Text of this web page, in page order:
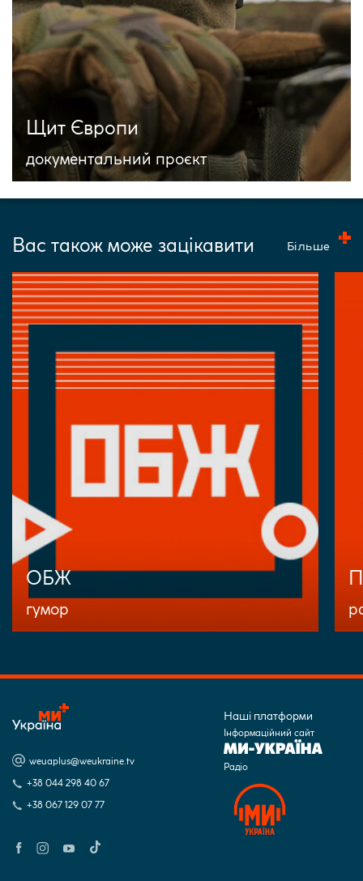
Щит Європи
документальний проєкт
Вас також може зацікавити Більше
ОБЖ
гумор
Наші платформи
Інформаційний сайт
Радіо
weuaplus@weukraine.tv
+38 044 298 40 67
+38 067 129 07 77